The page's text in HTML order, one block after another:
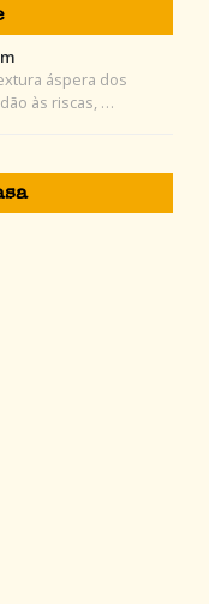
áspera dos
às riscas, …